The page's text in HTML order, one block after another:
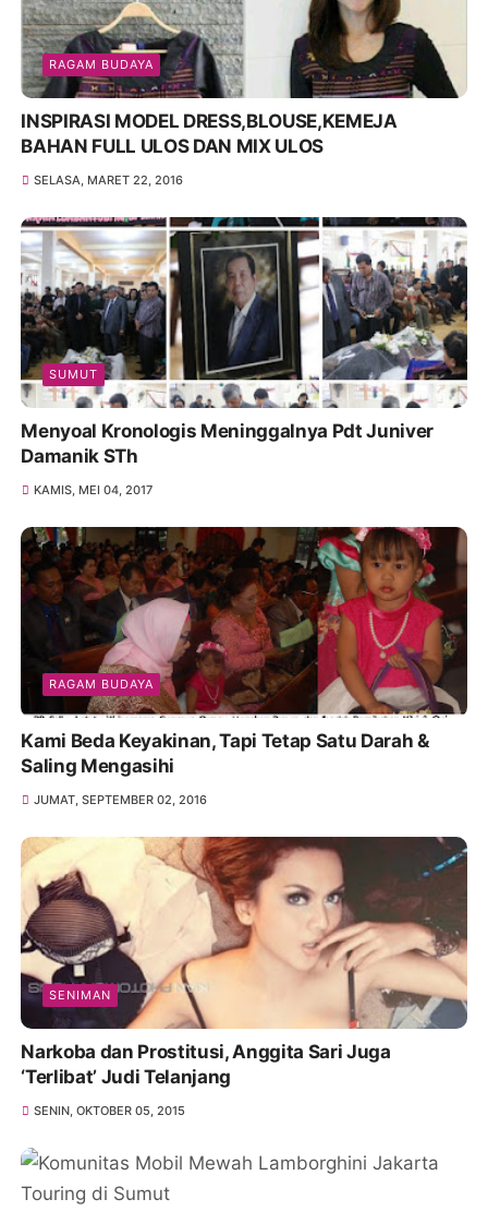
RAGAM BUDAYA
INSPIRASI MODEL DRESS,BLOUSE,KEMEJA
BAHAN FULL ULOS DAN MIX ULOS
SELASA, MARET 22, 2016
SUMUT
Menyoal Kronologis Meninggalnya Pdt Juniver
Damanik STh
KAMIS, MEI 04, 2017
RAGAM BUDAYA
Kami Beda Keyakinan, Tapi Tetap Satu Darah &
Saling Mengasihi
JUMAT, SEPTEMBER 02, 2016
SENIMAN
Narkoba dan Prostitusi, Anggita Sari Juga
‘Terlibat’ Judi Telanjang
SENIN, OKTOBER 05, 2015